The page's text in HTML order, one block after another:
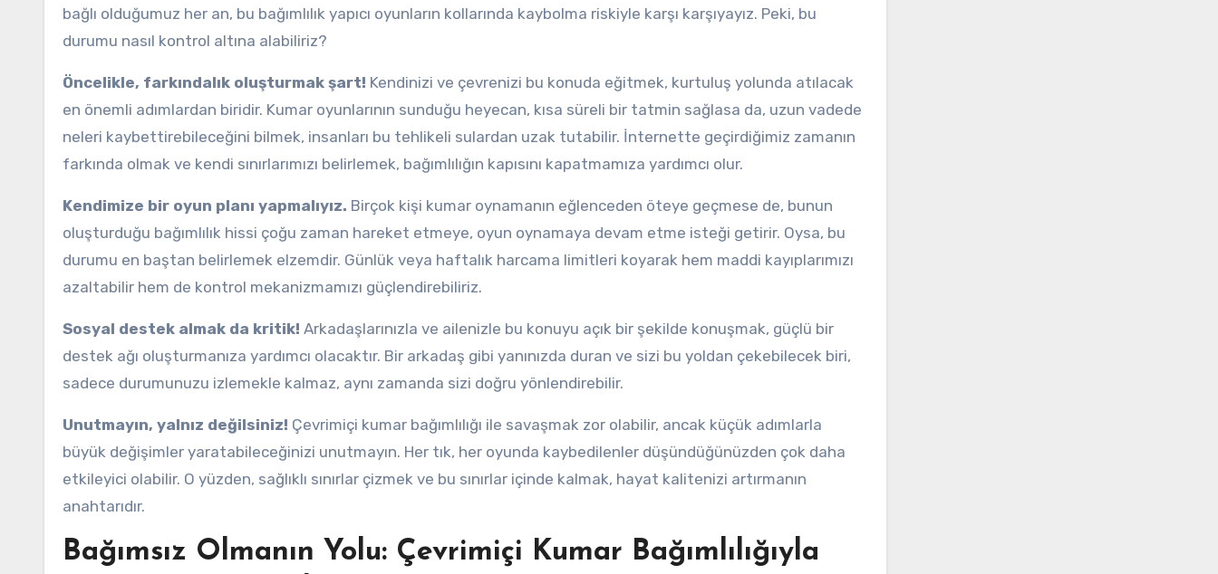
bağlı olduğumuz her an, bu bağımlılık yapıcı oyunların kollarında kaybolma riskiyle karşı karşıyayız. Peki, bu
durumu nasıl kontrol altına alabiliriz?
Öncelikle, farkındalık oluşturmak şart! Kendinizi ve çevrenizi bu konuda eğitmek, kurtuluş yolunda atılacak
en önemli adımlardan biridir. Kumar oyunlarının sunduğu heyecan, kısa süreli bir tatmin sağlasa da, uzun vadede
neleri kaybettirebileceğini bilmek, insanları bu tehlikeli sulardan uzak tutabilir. İnternette geçirdiğimiz zamanın
farkında olmak ve kendi sınırlarımızı belirlemek, bağımlılığın kapısını kapatmamıza yardımcı olur.
Kendimize bir oyun planı yapmalıyız. Birçok kişi kumar oynamanın eğlenceden öteye geçmese de, bunun
oluşturduğu bağımlılık hissi çoğu zaman hareket etmeye, oyun oynamaya devam etme isteği getirir. Oysa, bu
durumu en baştan belirlemek elzemdir. Günlük veya haftalık harcama limitleri koyarak hem maddi kayıplarımızı
azaltabilir hem de kontrol mekanizmamızı güçlendirebiliriz.
Sosyal destek almak da kritik! Arkadaşlarınızla ve ailenizle bu konuyu açık bir şekilde konuşmak, güçlü bir
destek ağı oluşturmanıza yardımcı olacaktır. Bir arkadaş gibi yanınızda duran ve sizi bu yoldan çekebilecek biri,
sadece durumunuzu izlemekle kalmaz, aynı zamanda sizi doğru yönlendirebilir.
Unutmayın, yalnız değilsiniz! Çevrimiçi kumar bağımlılığı ile savaşmak zor olabilir, ancak küçük adımlarla
büyük değişimler yaratabileceğinizi unutmayın. Her tık, her oyunda kaybedilenler düşündüğünüzden çok daha
etkileyici olabilir. O yüzden, sağlıklı sınırlar çizmek ve bu sınırlar içinde kalmak, hayat kalitenizi artırmanın
anahtarıdır.
Bağımsız Olmanın Yolu: Çevrimiçi Kumar Bağımlılığıyla